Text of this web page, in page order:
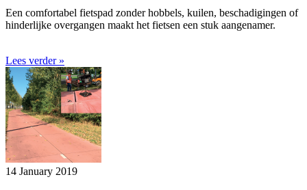
Een comfortabel fietspad zonder hobbels, kuilen, beschadigingen of
hinderlijke overgangen maakt het fietsen een stuk aangenamer.
Lees verder »
14 January 2019